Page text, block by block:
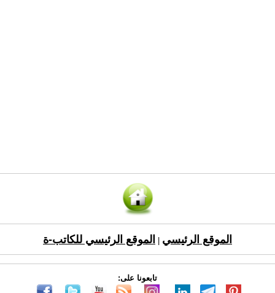
الموقع الرئيسي الموقع الرئيسي للكاتب-ة
تابعونا على: